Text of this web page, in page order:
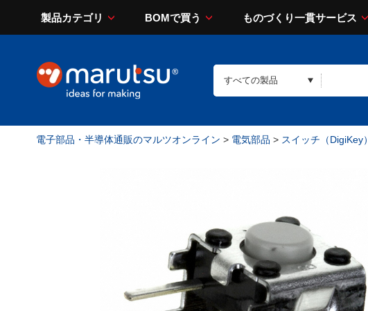
製品カテゴリ BOMで買う ものづくり一貫サービス
電子部品・半導体通販のマルツオンライン > 電気部品 > スイッチ（DigiKey）